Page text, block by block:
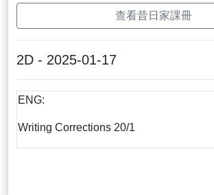
查看昔日家課冊
2D - 2025-01-17
ENG:
Writing Corrections 20/1